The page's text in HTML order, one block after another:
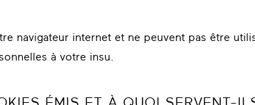
navigateur internet et ne peuvent pas être
à votre insu.